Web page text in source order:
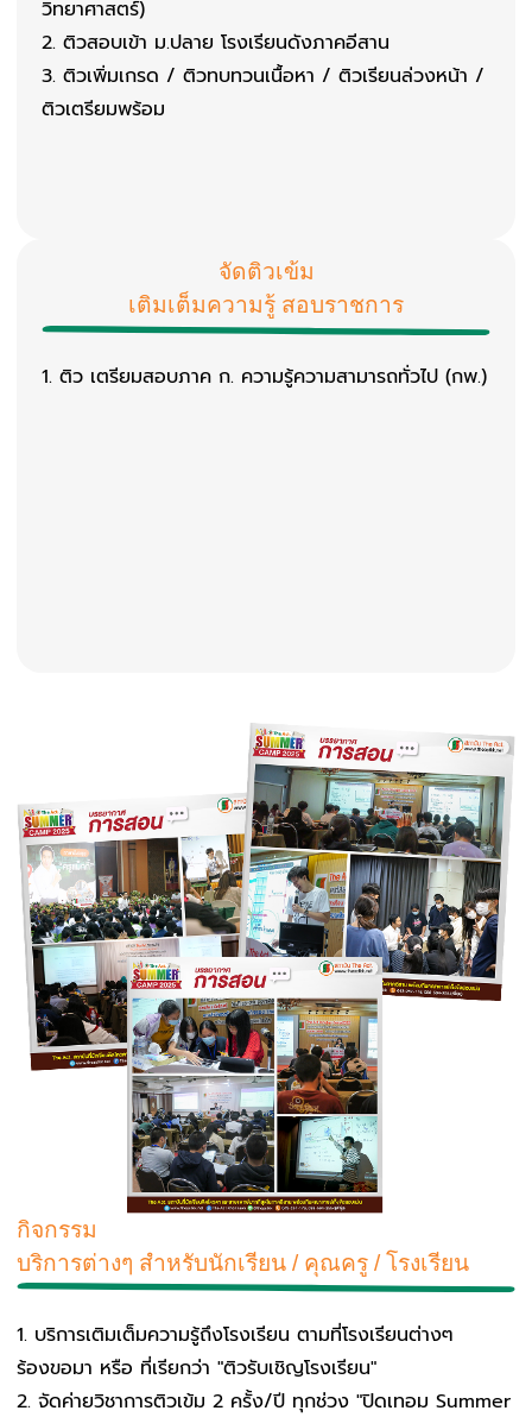
วิทยาศาสตร์)
ติวสอบเข้า ม.ปลาย โรงเรียนดังภาคอีสาน
ติวเพิ่มเกรด / ติวทบทวนเนื้อหา / ติวเรียนล่วงหน้า /
ติวเตรียมพร้อม
จัดติวเข้ม
เติมเต็มความรู้ สอบราชการ
ติว เตรียมสอบภาค ก. ความรู้ความสามารถทั่วไป (กพ.)
กิจกรรม
บริการต่างๆ สำหรับนักเรียน / คุณครู / โรงเรียน
บริการเติมเต็มความรู้ถึงโรงเรียน ตามที่โรงเรียนต่างๆ
ร้องขอมา หรือ ที่เรียกว่า "ติวรับเชิญโรงเรียน"
จัดค่ายวิชาการติวเข้ม 2 ครั้ง/ปี ทุกช่วง "ปิดเทอม Summer